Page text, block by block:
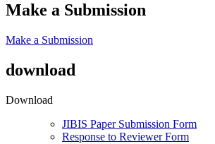
Make a Submission
Make a Submission
download
Download
JIBIS Paper Submission Form
Response to Reviewer Form